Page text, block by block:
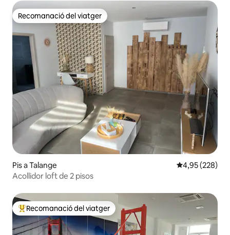
Recomanació del viatger
Recomanació del viatger
Pis a Talange 4,95 de
4,95 (228)
Acollidor loft de 2 pisos
Principals recomanacions dels viatgers
Recomanació del viatger